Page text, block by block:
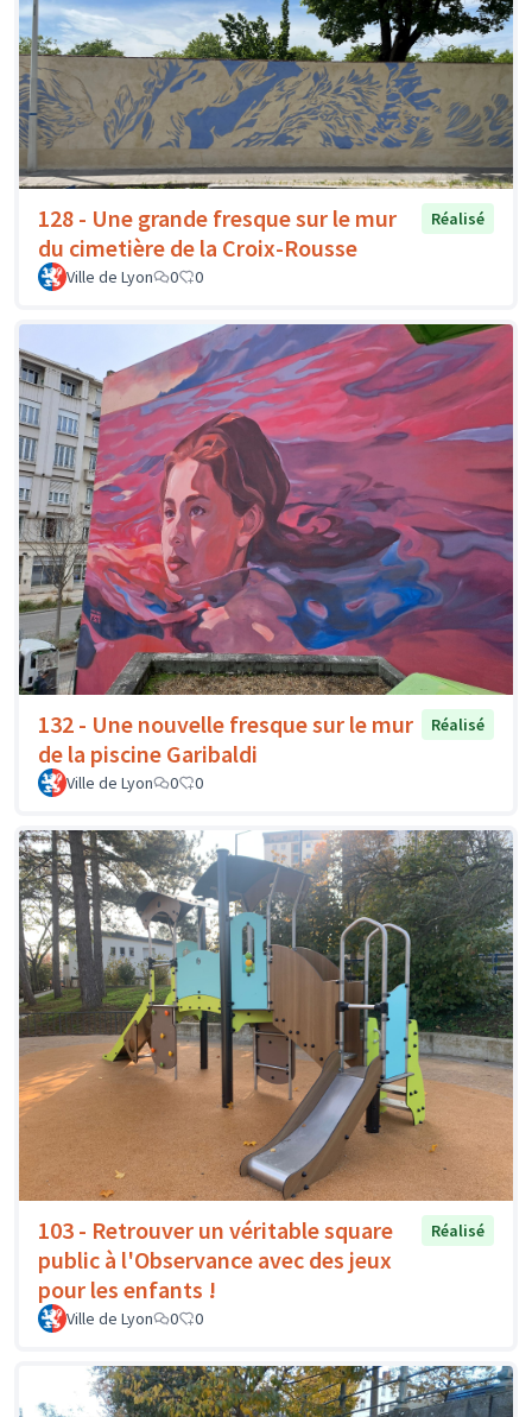
128 - Une grande fresque sur le mur
du cimetière de la Croix-Rousse
Réalisé
Ville de Lyon 0 0
132 - Une nouvelle fresque sur le mur
de la piscine Garibaldi
Réalisé
Ville de Lyon 0 0
103 - Retrouver un véritable square
public à l'Observance avec des jeux
pour les enfants !
Réalisé
Ville de Lyon 0 0